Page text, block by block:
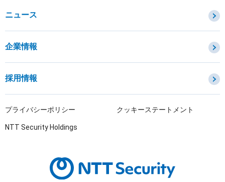
OTセキュリティ
IoTプロダクトセキュリティ
ニュース
企業情報
採用情報
プライバシーポリシー クッキーステートメント
NTT Security Holdings